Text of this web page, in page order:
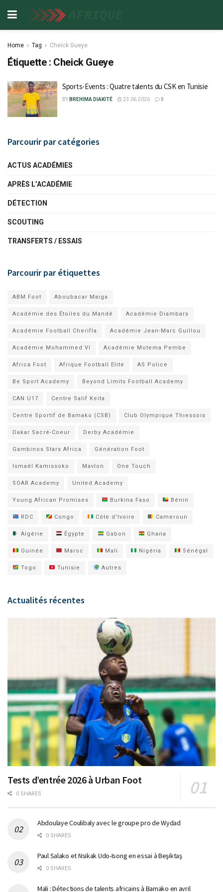
Home Tag Cheick Gueye
Étiquette : Cheick Gueye
Sports-Events : Quatre talents du CSK en Tunisie
BY BREHIMA DIAKITÉ 23.06.2026 0
Parcourir par catégories
ACTUS ACADÉMIES
APRÈS L’ACADÉMIE
DÉTECTION
SCOUTING
TRANSFERTS / ESSAIS
Parcourir par étiquettes
ABM Foot Aboubacar Maiga
Académie des Étoiles du Mandé Académie Diambars
Académie Football Cherifla Académie Jean-Marc Guillou
Académie Mohammed VI Académie Motema Pembe
Africa Foot Afrique Football Elite AS Police
Be Sport Academy Beyond Limits Football Academy
CAN U17 Centre Salif Keita
Centre Sportif de Bamako (CSB) Club Olympique Thiessois
Dakar Sacré-Coeur Derby Académie
Gambinos Stars Africa Génération Foot
Ismaël Kamissoko Mavlon One Touch
SOAR Academy United Academy
Young African Promises Burkina Faso Bénin
RDC Congo Côte d'Ivoire Cameroun
Algérie Égypte Gabon Ghana
Guinée Maroc Mali Nigéria Sénégal
Togo Tunisie Autres
Actualités récentes
Tests d’entrée 2026 à Urban Foot
0 SHARES
Abdoulaye Coulibaly avec le groupe pro de Wydad
0 SHARES
Paul Salako et Nsikak Udo-Isong en essai à Beşiktaş
0 SHARES
Mali : Détections de talents africains à Bamako en avril